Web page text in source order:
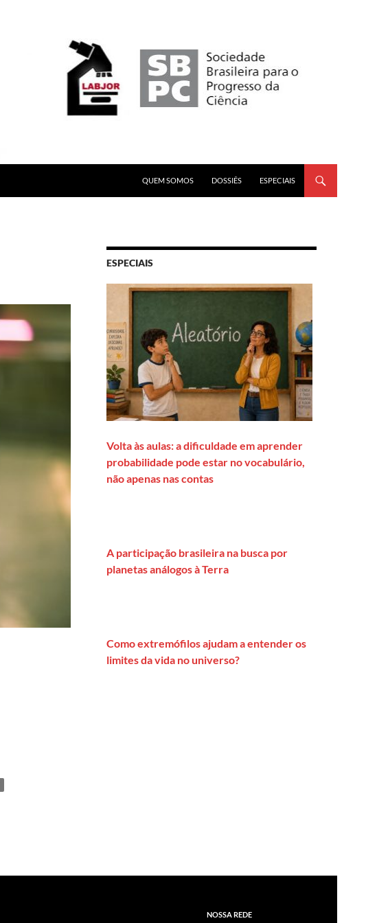
QUEM SOMOS
DOSSIÊS ESPECIAIS
ESPECIAIS
Volta às aulas: a dificuldade em aprender
probabilidade pode estar no vocabulário,
não apenas nas contas
A participação brasileira na busca por
planetas análogos à Terra
Como extremófilos ajudam a entender os
limites da vida no universo?
NOSSA REDE